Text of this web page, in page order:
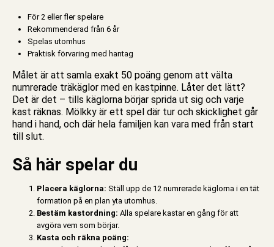
För 2 eller fler spelare
Rekommenderad från 6 år
Spelas utomhus
Praktisk förvaring med hantag
Målet är att samla exakt 50 poäng genom att välta
numrerade träkäglor med en kastpinne. Låter det lätt?
Det är det – tills käglorna börjar sprida ut sig och varje
kast räknas. Mölkky är ett spel där tur och skicklighet går
hand i hand, och där hela familjen kan vara med från start
till slut.
Så här spelar du
Placera käglorna: Ställ upp de 12 numrerade käglorna i en tät
formation på en plan yta utomhus.
Bestäm kastordning: Alla spelare kastar en gång för att
avgöra vem som börjar.
Kasta och räkna poäng: